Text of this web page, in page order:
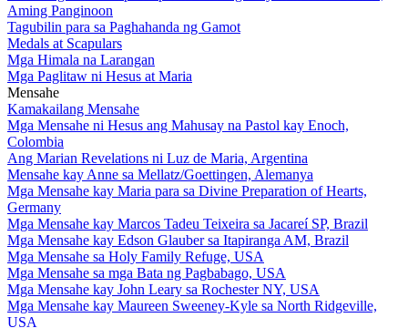
Aming Panginoon
Tagubilin para sa Paghahanda ng Gamot
Medals at Scapulars
Mga Himala na Larangan
Mga Paglitaw ni Hesus at Maria
Mensahe
Kamakailang Mensahe
Mga Mensahe ni Hesus ang Mahusay na Pastol kay Enoch,
Colombia
Ang Marian Revelations ni Luz de Maria, Argentina
Mensahe kay Anne sa Mellatz/Goettingen, Alemanya
Mga Mensahe kay Maria para sa Divine Preparation of Hearts,
Germany
Mga Mensahe kay Marcos Tadeu Teixeira sa Jacareí SP, Brazil
Mga Mensahe kay Edson Glauber sa Itapiranga AM, Brazil
Mga Mensahe sa Holy Family Refuge, USA
Mga Mensahe sa mga Bata ng Pagbabago, USA
Mga Mensahe kay John Leary sa Rochester NY, USA
Mga Mensahe kay Maureen Sweeney-Kyle sa North Ridgeville,
USA